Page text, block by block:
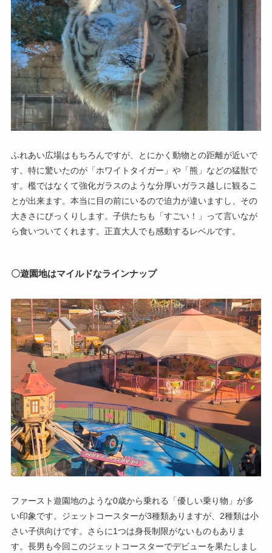
ふれあい広場はもちろんですが、とにかく動物との距離が近いで
す。特に驚いたのが「ホワイトタイガー」や「熊」などの猛獣で
す。檻ではなくて強化ガラスのような分厚いガラス越しに観るこ
とが出来ます。本当に目の前にいるので迫力が違いますし、その
大きさにびっくりします。子供たちも「すごい！」って言いなが
ら食いついてくれます。正直大人でも感動するレベルです。
〇遊園地はマイルドなラインナップ
ファースト遊園地のような0歳から乗れる「優しい乗り物」が多
い印象です。ジェットコースターが3種類ありますが、2種類は小
さい子供向けです。さらに1つは身長制限がないものもありま
す。長男も今回このジェットコースターでデビューを果たしまし